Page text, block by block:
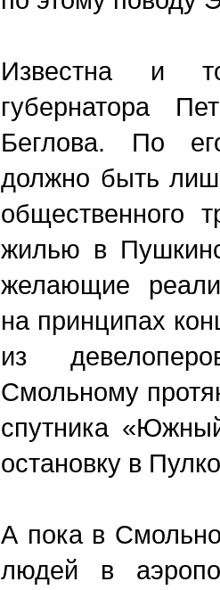
Известна и
губернатора
Беглова. По
должно быть
общественного
жилью в
желающие
на принципах
из
Смольному
спутника
остановку в
А пока в
людей в